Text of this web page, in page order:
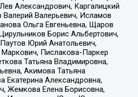
Александрович, Каргалицкий
Валерьевич, Исламов
Ольга Евгеньевна, Щаров
Борис Альбертович,
Юрий Анатольевич,
Пислакова-Паркер
Татьяна Владимировна,
Акимова Татьяна
Екатерина Александровна,
Жемкова Елена Борисовна,